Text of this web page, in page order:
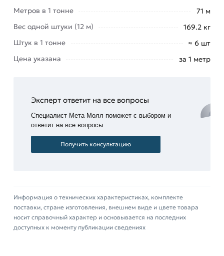
изготовления
различных
и узлов
механизмов.
Швеллер
используется
создания
рам
Стеллажи
и
складские
Метров в 1 тонне
71 м
Вес одной штуки (12 м)
169.2 кг
Штук в 1 тонне
≈ 6 шт
Цена указана
за 1 метр
Эксперт ответит на все вопросы
Специалист Мета Молл поможет с выбором и
ответит на все вопросы
Получить консультацию
Информация о технических характеристиках, комплекте
поставки, стране изготовления, внешнем виде и цвете товара
носит справочный характер и основывается на последних
доступных к моменту публикации сведениях